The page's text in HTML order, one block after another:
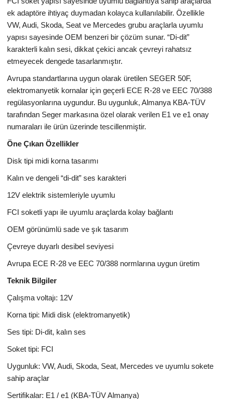
ek adaptöre ihtiyaç duymadan kolayca kullanılabilir. Özellikle
VW, Audi, Skoda, Seat ve Mercedes grubu araçlarla uyumlu
yapısı sayesinde OEM benzeri bir çözüm sunar. “Di-dit”
karakterli kalın sesi, dikkat çekici ancak çevreyi rahatsız
etmeyecek dengede tasarlanmıştır.
Avrupa standartlarına uygun olarak üretilen SEGER 50F,
elektromanyetik kornalar için geçerli ECE R-28 ve EEC 70/388
regülasyonlarına uygundur. Bu uygunluk, Almanya KBA-TÜV
tarafından Seger markasına özel olarak verilen E1 ve e1 onay
numaraları ile ürün üzerinde tescillenmiştir.
Öne Çıkan Özellikler
Disk tipi midi korna tasarımı
Kalın ve dengeli “di-dit” ses karakteri
12V elektrik sistemleriyle uyumlu
FCI soketli yapı ile uyumlu araçlarda kolay bağlantı
OEM görünümlü sade ve şık tasarım
Çevreye duyarlı desibel seviyesi
Avrupa ECE R-28 ve EEC 70/388 normlarına uygun üretim
Teknik Bilgiler
Çalışma voltajı: 12V
Korna tipi: Midi disk (elektromanyetik)
Ses tipi: Di-dit, kalın ses
Soket tipi: FCI
Uygunluk: VW, Audi, Skoda, Seat, Mercedes ve uyumlu sokete
sahip araçlar
Sertifikalar: E1 / e1 (KBA-TÜV Almanya)